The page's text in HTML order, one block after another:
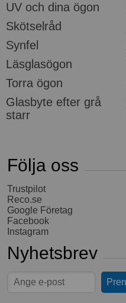
UV och dina ögon
Skötselråd
Synfel
Läsglasögon
Torra ögon
Glasbyte efter grå
starr
Följa oss
Trustpilot
Reco.se
Google Företag
Facebook
Instagram
Nyhetsbrev